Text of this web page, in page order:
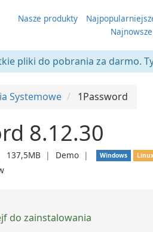
Nasze produkty
pliki do pobrania za darmo.
Systemowe 1Password
8.12.30
137,5MB ❘ Demo ❘ Windows
do zainstalowania